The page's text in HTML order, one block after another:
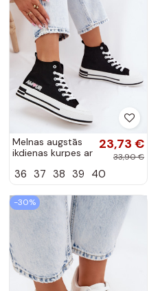
Melnas augstās
ikdienas kurpes ar
23,73 €
33,90 €
36 37 38 39 40
-30%